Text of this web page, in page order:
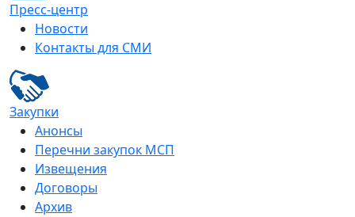
Пресс-центр
Новости
Контакты для СМИ
Закупки
Анонсы
Перечни закупок МСП
Извещения
Договоры
Архив